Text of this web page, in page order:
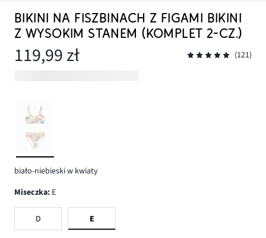
BIKINI NA FISZBINACH Z FIGAMI BIKINI
Z WYSOKIM STANEM (KOMPLET 2-CZ.)
119,99 zł (121)
biało-niebieski w kwiaty
Miseczka: E
D E